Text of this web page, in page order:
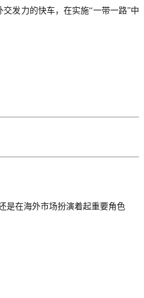
发力的快车，在实施“一带一路”中
是在海外市场扮演着起重要角色